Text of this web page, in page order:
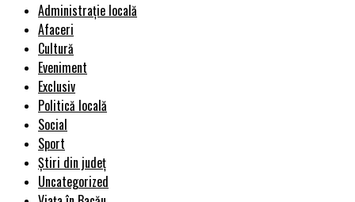
Administrație locală
Afaceri
Cultură
Eveniment
Exclusiv
Politică locală
Social
Sport
Știri din județ
Uncategorized